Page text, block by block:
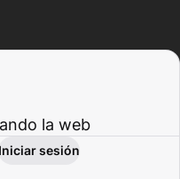
Actividad
la web
sesión